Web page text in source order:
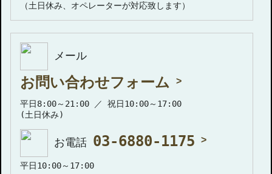
（土日休み、オペレーターが対応致します）
メール
お問い合わせフォーム
平日8:00～21:00 ／ 祝日10:00～17:00
(土日休み)
お電話 03-6880-1175
平日10:00～17:00